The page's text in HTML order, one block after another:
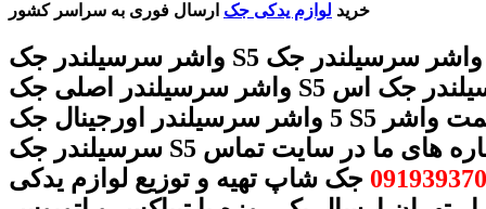
خرید لوازم یدکی جک ارسال فوری به سراسر کشور
واشر سرسیلندر جک S5 قیمت واشر سرسیلندر جک S5
واشر سرسیلندر اصلی جک S5 واشر سرسیلندر جک اس
5 واشر سرسیلندر اورجینال جک S5 خرید و قیمت واشر
سرسیلندر جک S5 با شماره های ما در سایت تماس
جک شاپ تهیه و توزیع لوازم یدکی